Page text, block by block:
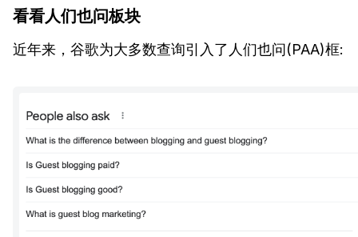
看看人们也问板块
近年来，谷歌为大多数查询引入了人们也问(PAA)框: